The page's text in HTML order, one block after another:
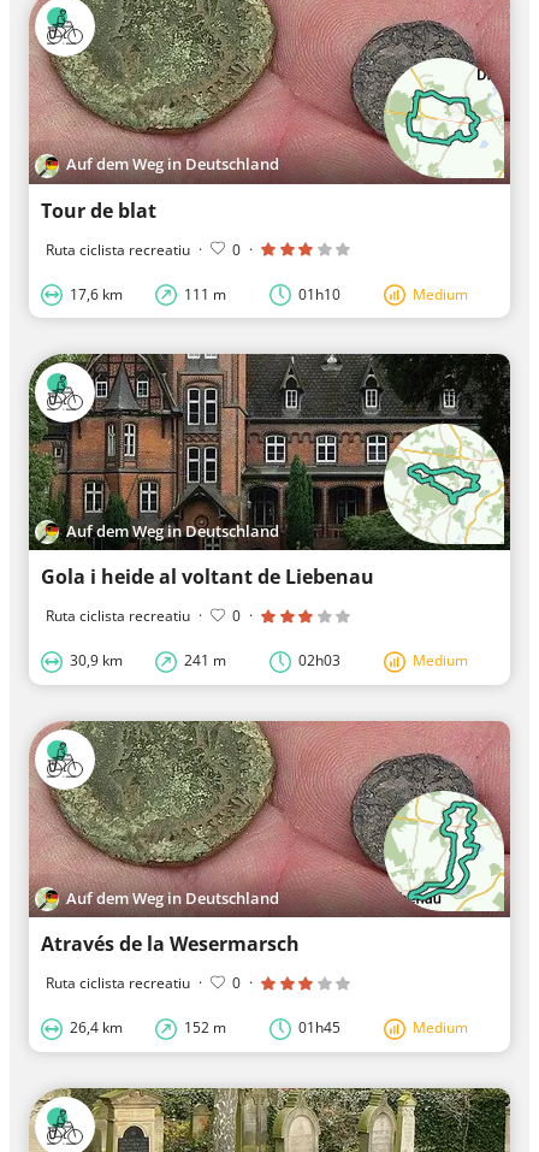
Auf dem Weg in Deutschland
Tour de blat
Ruta ciclista recreatiu · 0 ·
17,6 km 111 m 01h10 Medium
Auf dem Weg in Deutschland
Gola i heide al voltant de Liebenau
Ruta ciclista recreatiu · 0 ·
30,9 km 241 m 02h03 Medium
Auf dem Weg in Deutschland
Através de la Wesermarsch
Ruta ciclista recreatiu · 0 ·
26,4 km 152 m 01h45 Medium